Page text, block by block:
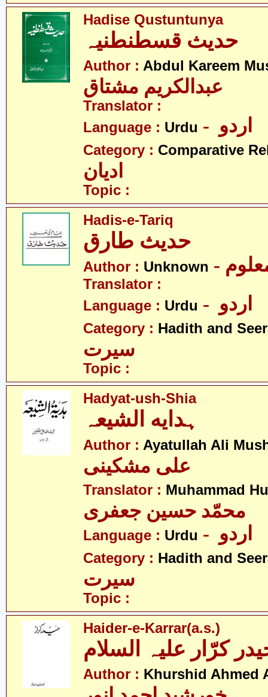
Hadise Qustuntunya
Author : Abdul Kareem
عبدالکریم مشتاق
Translator :
Language : Urdu
Category : Comparative
ادیان
Topic :
Hadis-e-Tariq
Author : Unknown
Translator :
Language : Urdu
Category : Hadith and
سیرت
Topic :
Hadyat-ush-Shia
ہدایه الشیعہ
Author : Ayatullah Ali
علی مشکینی
Translator : Muhammad
محمّد حسین جعفری
Language : Urdu
Category : Hadith and
سیرت
Topic :
Haider-e-Karrar(a.s.)
کرّار علیہ السلام
Author : Khurshid Ahmed